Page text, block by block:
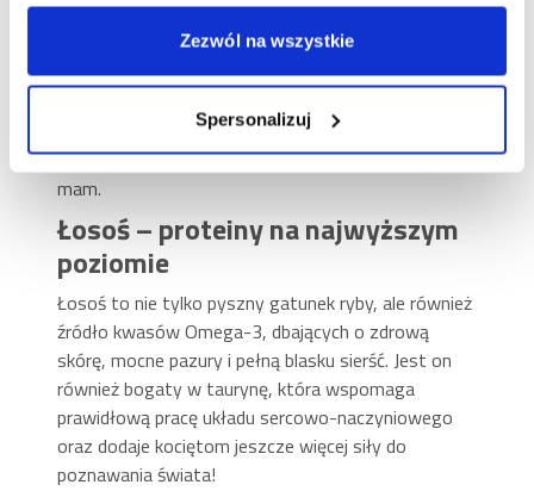
Zezwól na wszystkie
Spersonalizuj
pysznym smaku łososia, stworzoną dla kociąt od 1.
do 12. miesiąca życia. Możesz podawać ją również
ciężarnym i karmiącym kotkom jako naturalne
produkcie składniki wspierają prawidłowy rozwój
płodu i zaspokajają potrzeby energetyczne kocich
mam.
Łosoś – proteiny na najwyższym
poziomie
Łosoś to nie tylko pyszny gatunek ryby, ale również
źródło kwasów Omega-3, dbających o zdrową
skórę, mocne pazury i pełną blasku sierść. Jest on
również bogaty w taurynę, która wspomaga
prawidłową pracę układu sercowo-naczyniowego
oraz dodaje kociętom jeszcze więcej siły do
poznawania świata!